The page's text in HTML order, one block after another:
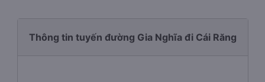
Thông tin tuyến đường Gia Nghĩa đi Cái Răng